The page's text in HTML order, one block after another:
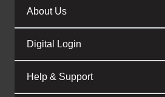
About Us
Digital Login
Help & Support